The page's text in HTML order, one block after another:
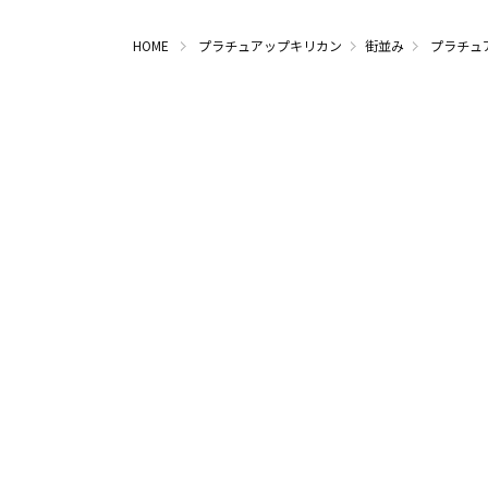
HOME プラチュアップキリカン 街並み プラチュ